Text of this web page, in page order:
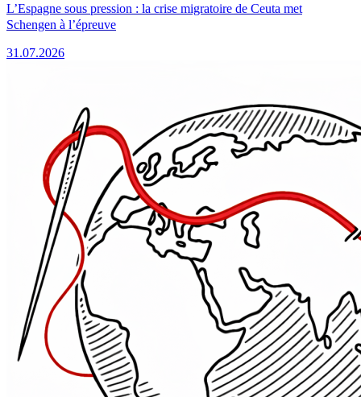
L’Espagne sous pression : la crise migratoire de Ceuta met
Schengen à l’épreuve
31.07.2026